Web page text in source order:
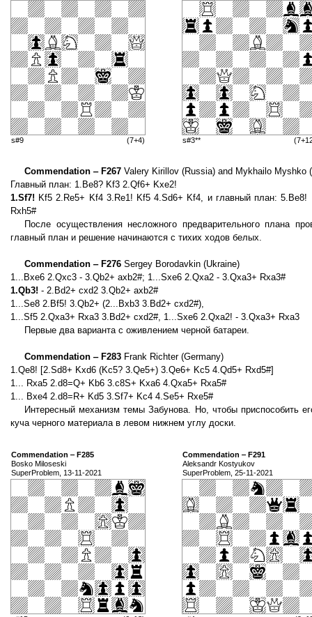
s#9 (7+4) s#3**
Commendation ‒ F267 Valery Kirillov (Russia) and Mykhailo Myshko
Главный план: 1.Be8? Kf3 2.Qf6+ Kxe2!
1.Sf7! Kf5 2.Re5+ Kf4 3.Re1! Kf5 4.Sd6+ Kf4, и главный план:
Rxh5#
После осуществления несложного предварительного плана
главный план и решение начинаются с тихих ходов белых.
Commendation ‒ F276 Sergey Borodavkin (Ukraine)
1...Bxe6 2.Qxc3 - 3.Qb2+ axb2#; 1...Sxe6 2.Qxa2 - 3.Qxa3+ Rxa3#
1.Qb3! - 2.Bd2+ cxd2 3.Qb2+ axb2#
1...Se8 2.Bf5! 3.Qb2+ (2...Bxb3 3.Bd2+ cxd2#),
1...Sf5 2.Qxa3+ Rxa3 3.Bd2+ cxd2#, 1...Sxe6 2.Qxa2! - 3.Qxa3+ Rxa3
Первые два варианта с оживлением черной батареи.
Commendation ‒ F283 Frank Richter (Germany)
1.Qe8! [2.Sd8+ Kxd6 (Kc5? 3.Qe5+) 3.Qe6+ Kc5 4.Qd5+ Rxd5#]
1... Rxa5 2.d8=Q+ Kb6 3.c8S+ Kxa6 4.Qxa5+ Rxa5#
1... Bxe4 2.d8=R+ Kd5 3.Sf7+ Kc4 4.Se5+ Rxe5#
Интересный механизм темы Забунова. Но, чтобы приспособить
куча черного материала в левом нижнем углу доски.
Commendation ‒ F285
Bosko Miloseski
SuperProblem, 13-11-2021
Commendation ‒ F291
Aleksandr Kostyukov
SuperProblem, 25-11-2021